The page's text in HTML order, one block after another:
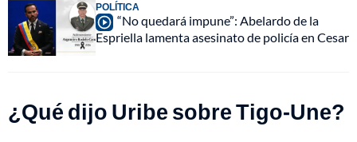
POLÍTICA
“No quedará impune”: Abelardo de la
Espriella lamenta asesinato de policía en Cesar
¿Qué dijo Uribe sobre Tigo-Une?